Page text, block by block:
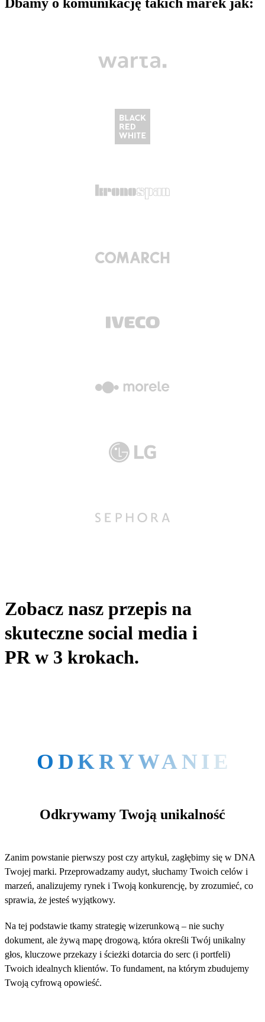
Dbamy o komunikację takich marek jak:
Zobacz nasz przepis na
skuteczne social media i
PRw 3 krokach.
ODKRYWANIE
1
Odkrywamy Twoją unikalność
Zanim powstanie pierwszy post czy artykuł, zagłębimy się w DNA
Twojej marki. Przeprowadzamy audyt, słuchamy Twoich celów i
marzeń, analizujemy rynek i Twoją konkurencję, by zrozumieć, co
sprawia, że jesteś wyjątkowy.
Na tej podstawie tkamy strategię wizerunkową – nie suchy
dokument, ale żywą mapę drogową, która określi Twój unikalny
głos, kluczowe przekazy i ścieżki dotarcia do serc (i portfeli)
Twoich idealnych klientów. To fundament, na którym zbudujemy
Twoją cyfrową opowieść.